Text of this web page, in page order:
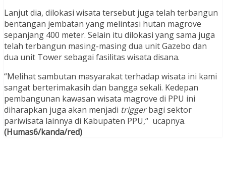
Lanjut dia, dilokasi wisata tersebut juga telah terbangun
bentangan jembatan yang melintasi hutan magrove
sepanjang 400 meter. Selain itu dilokasi yang sama juga
telah terbangun masing-masing dua unit Gazebo dan
dua unit Tower sebagai fasilitas wisata disana.
“Melihat sambutan masyarakat terhadap wisata ini kami
sangat berterimakasih dan bangga sekali. Kedepan
pembangunan kawasan wisata magrove di PPU ini
diharapkan juga akan menjadi triggerbagi sektor
pariwisata lainnya di Kabupaten PPU,“ ucapnya.
(Humas6/kanda/red)